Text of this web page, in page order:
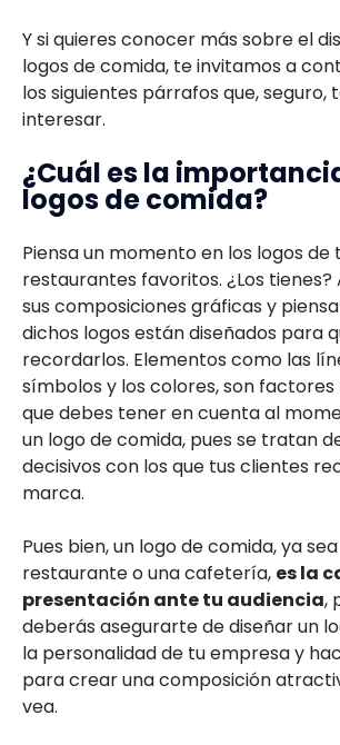
Y si quieres conocer más sobre el
logos de comida, te invitamos a
los siguientes párrafos que, seguro,
interesar.
¿Cuál es la
logos de comida?
Piensa un momento en los logos de
restaurantes favoritos. ¿Los tienes?
sus composiciones gráficas y
dichos logos están diseñados para
recordarlos. Elementos como las
símbolos y los colores, son
que debes tener en cuenta al
un logo de comida, pues se tratan
decisivos con los que tus clientes
marca.
Pues bien, un logo de comida, ya
restaurante o una cafetería, es la
presentación ante tu audiencia,
deberás asegurarte de diseñar un
la personalidad de tu empresa y
para crear una composición
vea.